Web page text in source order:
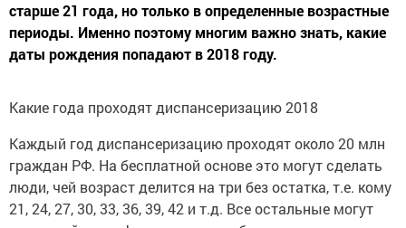
старше 21 года, но только в определенные возрастные
периоды. Именно поэтому многим важно знать, какие
даты рождения попадают в 2018 году.
Какие года проходят диспансеризацию 2018
Каждый год диспансеризацию проходят около 20 млн
граждан РФ. На бесплатной основе это могут сделать
люди, чей возраст делится на три без остатка, т.е. кому
21, 24, 27, 30, 33, 36, 39, 42 и т.д. Все остальные могут